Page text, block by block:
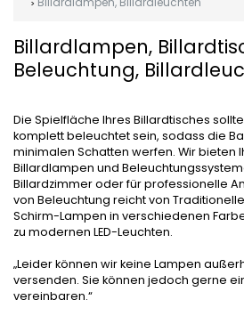
Billardlampen,
Beleuchtung,
Die Spielfläche Ihres Billardtisches
komplett beleuchtet sein, sodass die
minimalen Schatten werfen. Wir bieten
Billardlampen und
Billardzimmer oder für professionelle
von Beleuchtung reicht von
Schirm-Lampen in verschiedenen
zu modernen LED-Leuchten.
„Leider können wir keine Lampen
versenden. Sie können jedoch gerne
vereinbaren.“